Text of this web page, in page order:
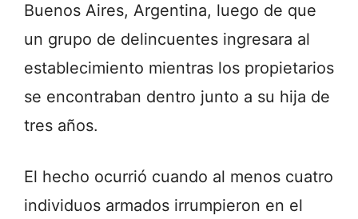
Buenos Aires, Argentina, luego de que
un grupo de delincuentes ingresara al
establecimiento mientras los propietarios
se encontraban dentro junto a su hija de
tres años.
El hecho ocurrió cuando al menos cuatro
individuos armados irrumpieron en el